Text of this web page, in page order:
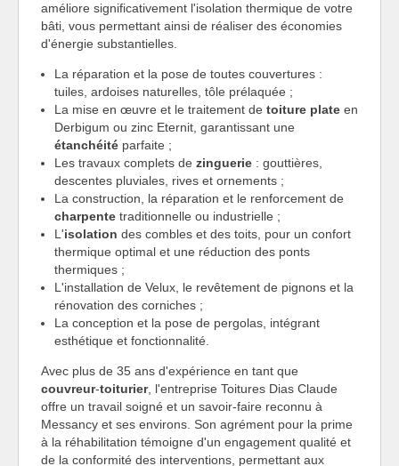
améliore significativement l'isolation thermique de votre
bâti, vous permettant ainsi de réaliser des économies
d'énergie substantielles.
La réparation et la pose de toutes couvertures :
tuiles, ardoises naturelles, tôle prélaquée ;
La mise en œuvre et le traitement de toiture plate en
Derbigum ou zinc Eternit, garantissant une
étanchéité parfaite ;
Les travaux complets de zinguerie : gouttières,
descentes pluviales, rives et ornements ;
La construction, la réparation et le renforcement de
charpente traditionnelle ou industrielle ;
L'isolation des combles et des toits, pour un confort
thermique optimal et une réduction des ponts
thermiques ;
L'installation de Velux, le revêtement de pignons et la
rénovation des corniches ;
La conception et la pose de pergolas, intégrant
esthétique et fonctionnalité.
Avec plus de 35 ans d'expérience en tant que
couvreur-toiturier, l'entreprise Toitures Dias Claude
offre un travail soigné et un savoir-faire reconnu à
Messancy et ses environs. Son agrément pour la prime
à la réhabilitation témoigne d'un engagement qualité et
de la conformité des interventions, permettant aux